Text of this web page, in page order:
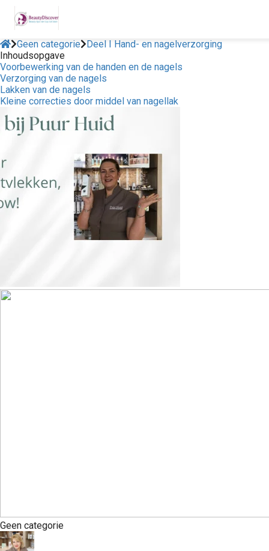
Geen categorie
Deel I Hand- en nagelverzorging
Inhoudsopgave
Voorbewerking van de handen en de nagels
Verzorging van de nagels
Lakken van de nagels
Kleine correcties door middel van nagellak
Geen categorie